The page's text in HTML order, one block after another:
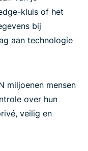
kluis of het
bij
aan technologie
miljoenen mensen
over hun
veilig en